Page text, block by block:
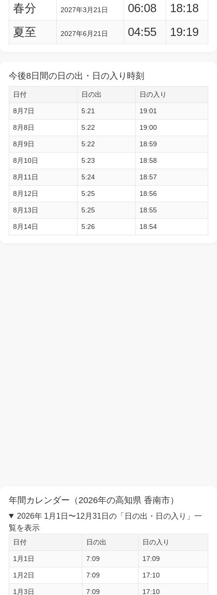
春分
2027年3月21日 06:08
18:18
夏至
2027年6月21日 04:55 19:19
今後8日間の日の出・日の入り時刻
日付 日の出 日の入り
8月7日 5:21 19:01
8月8日 5:22 19:00
8月9日 5:22 18:59
8月10日 5:23 18:58
8月11日 5:24 18:57
8月12日 5:25 18:56
8月13日 5:25 18:55
8月14日 5:26 18:54
年間カレンダー（2026年の高知県 香南市）
2026年 1月1日〜12月31日の「日の出・日の入り」一
覧を表示
日付 日の出 日の入り
1月1日 7:09 17:09
1月2日 7:09 17:10
1月3日 7:09 17:10